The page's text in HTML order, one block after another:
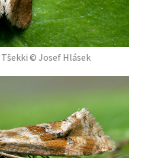
Tšekki © Josef Hlásek